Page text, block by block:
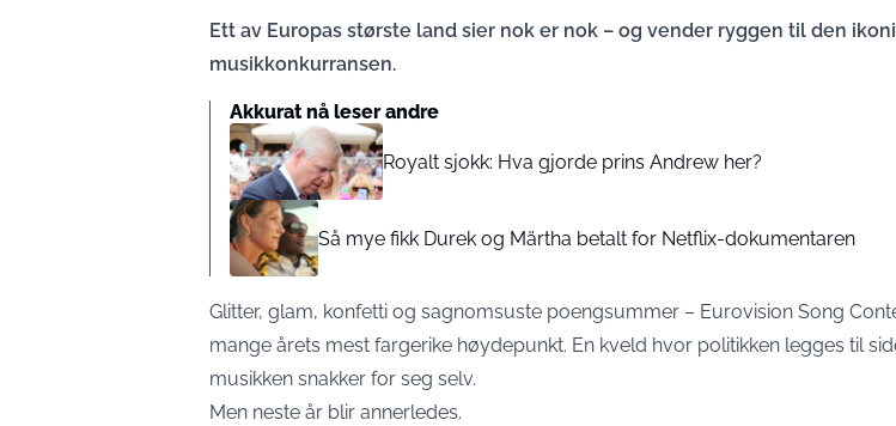
Ett av Europas største land sier nok er nok – og vender ryggen til den
musikkonkurransen.
Akkurat nå leser andre
Royalt sjokk: Hva gjorde prins Andrew her?
Så mye fikk Durek og Märtha betalt for Netflix-dokumentaren
Glitter, glam, konfetti og sagnomsuste poengsummer – Eurovision Song
mange årets mest fargerike høydepunkt. En kveld hvor politikken legges til
musikken snakker for seg selv.
Men neste år blir annerledes.